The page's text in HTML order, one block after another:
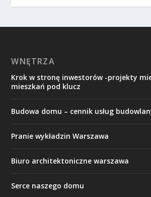
WNĘTRZA
Krok w stronę inwestorów -projekty
mieszkań pod klucz
Budowa domu – cennik usług
Pranie wykładzin Warszawa
Biuro architektoniczne warszawa
Serce naszego domu